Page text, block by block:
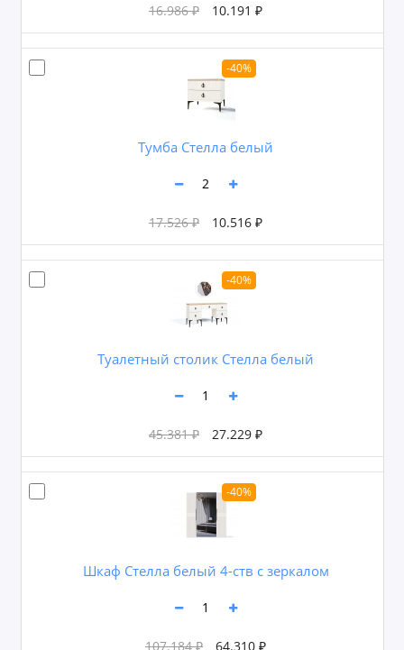
16.986 ₽ 10.191 ₽
-40%
Тумба Стелла белый
17.526 ₽ 10.516 ₽
-40%
Туалетный столик Стелла белый
45.381 ₽ 27.229 ₽
-40%
Шкаф Стелла белый 4-ств с зеркалом
107.184 ₽ 64.310 ₽